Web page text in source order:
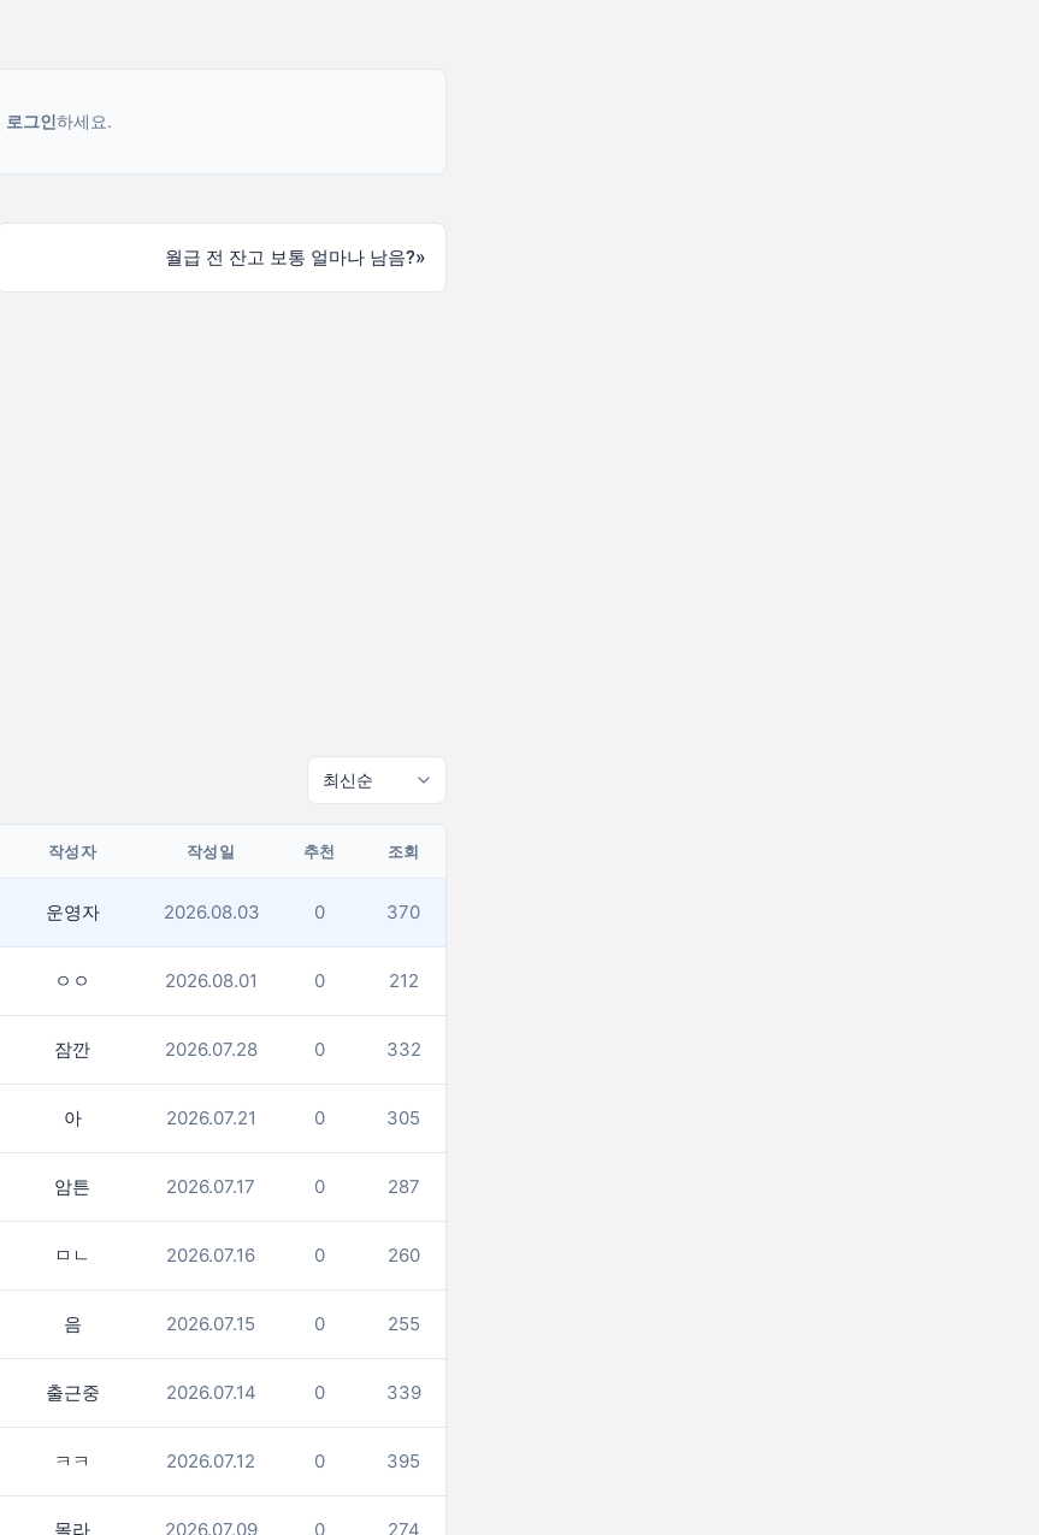
로그인하세요.
월급 전 잔고 보통 얼마나 남음?»
작성자 작성일 추천 조회
운영자 2026.08.03 0 370
ㅇㅇ 2026.08.01 0 212
잠깐 2026.07.28 0 332
아 2026.07.21 0 305
암튼 2026.07.17 0 287
ㅁㄴ 2026.07.16 0 260
음 2026.07.15 0 255
출근중 2026.07.14 0 339
ㅋㅋ 2026.07.12 0 395
몰라 2026.07.09 0 274